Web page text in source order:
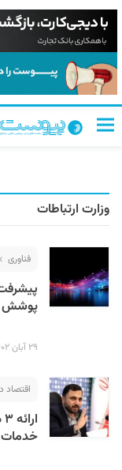
وزارت ارتباطات
فناوری
پوشش طی ۱۵ ماه
۲۹ آبان ۱۴۰۲
اقتصاد